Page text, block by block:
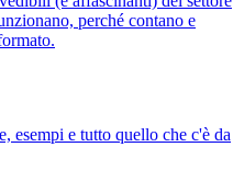
perché contano e
esempi e tutto quello che c'è da